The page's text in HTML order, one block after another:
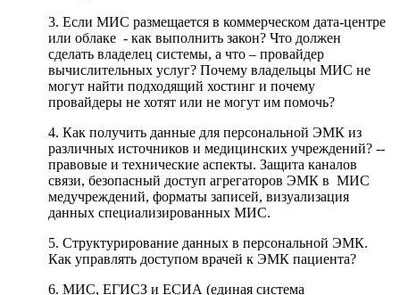
3. Если МИС размещается в коммерческом дата-центре
или облаке - как выполнить закон? Что должен
сделать владелец системы, а что – провайдер
вычислительных услуг? Почему владельцы МИС не
могут найти подходящий хостинг и почему
провайдеры не хотят или не могут им помочь?
4. Как получить данные для персональной ЭМК из
различных источников и медицинских учреждений? --
правовые и технические аспекты. Защита каналов
связи, безопасный доступ агрегаторов ЭМК в МИС
медучреждений, форматы записей, визуализация
данных специализированных МИС.
5. Структурирование данных в персональной ЭМК.
Как управлять доступом врачей к ЭМК пациента?
6. МИС, ЕГИСЗ и ЕСИА (единая система